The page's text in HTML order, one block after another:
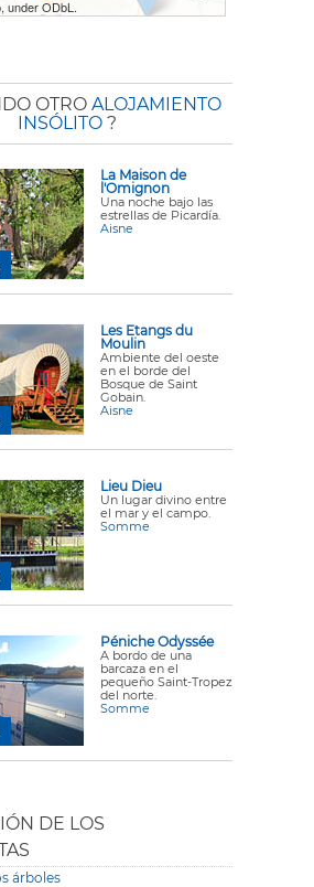
under ODbL.
OTRO ALOJAMIENTO
INSÓLITO ?
La Maison de
l'Omignon
Una noche bajo las
estrellas de Picardía.
Aisne
Les Etangs du
Moulin
Ambiente del oeste
en el borde del
Bosque de Saint
Gobain.
Aisne
Lieu Dieu
Un lugar divino entre
el mar y el campo.
Somme
Péniche Odyssée
A bordo de una
barcaza en el
pequeño Saint-Tropez
del norte.
Somme
DE LOS
árboles